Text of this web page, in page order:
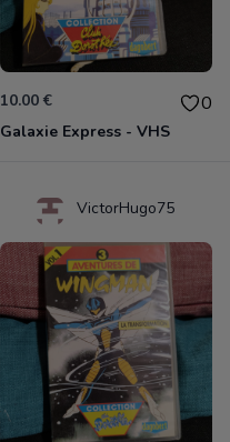
10.00 € 0
Galaxie Express - VHS
VictorHugo75